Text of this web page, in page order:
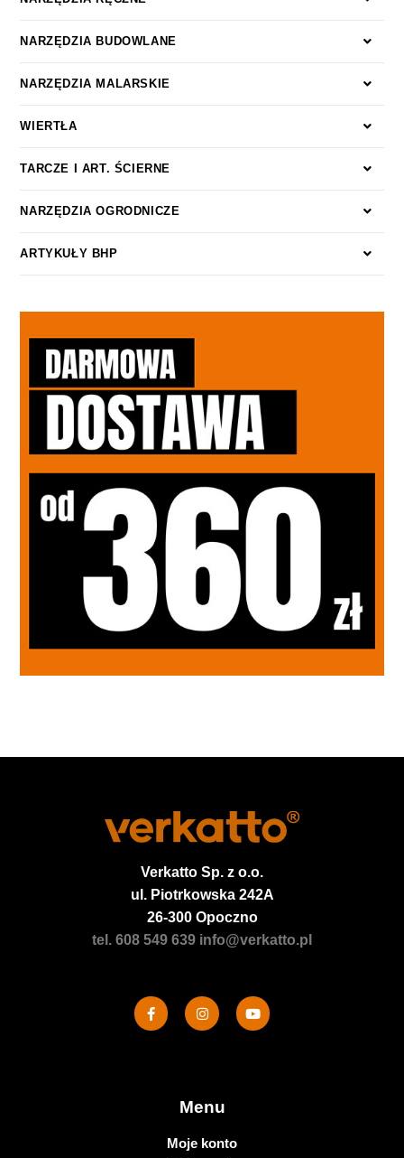
NARZĘDZIA BUDOWLANE
NARZĘDZIA MALARSKIE
WIERTŁA
TARCZE I ART. ŚCIERNE
NARZĘDZIA OGRODNICZE
ARTYKUŁY BHP
Verkatto Sp. z o.o.
ul. Piotrkowska 242A
26-300 Opoczno
tel. 608 549 639 info@verkatto.pl
Menu
Moje konto